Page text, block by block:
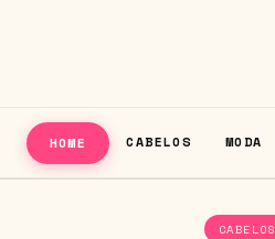
HOME CABELOS MODA
CABELOS